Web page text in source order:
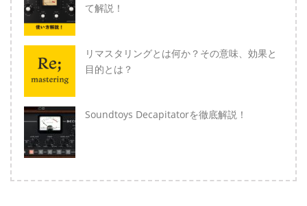
て解説！
リマスタリングとは何か？その意味、効果と
目的とは？
Soundtoys Decapitatorを徹底解説！